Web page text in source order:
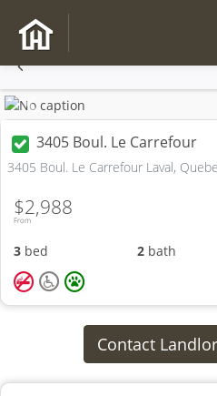
Previous
3405 Boul. Le Carrefour
3405 Boul. Le Carrefour Laval,
From
$2,988
3 bed 2bath
Contact